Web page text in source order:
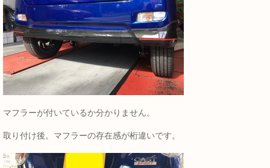
マフラーが付いているか分かりません。
取り付け後。マフラーの存在感が桁違いです。